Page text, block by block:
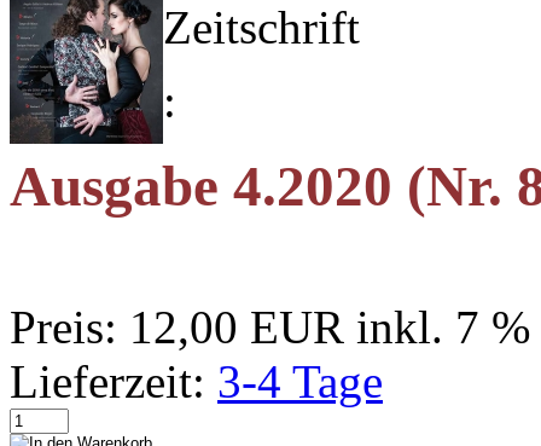
Zeitschrift
:
Ausgabe 4.2020 (Nr.
Preis: 12,00 EUR inkl. 7
Lieferzeit: 3-4 Tage